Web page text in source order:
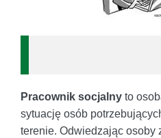
Pracownik socjalny to
sytuację osób
terenie. Odwiedzając osoby